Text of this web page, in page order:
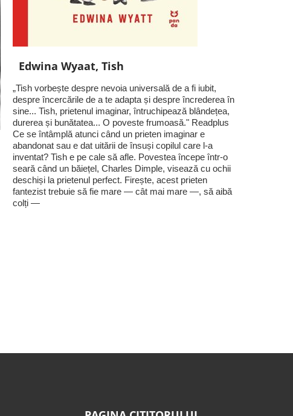
Edwina Wyaat, Tish
„Tish vorbește despre nevoia universală de a fi iubit,
despre încercările de a te adapta și despre încrederea în
sine... Tish, prietenul imaginar, întruchipează blândețea,
durerea și bunătatea... O poveste frumoasă." Readplus
Ce se întâmplă atunci când un prieten imaginar e
abandonat sau e dat uitării de însuși copilul care l-a
inventat? Tish e pe cale să afle. Povestea începe într-o
seară când un băiețel, Charles Dimple, visează cu ochii
deschiși la prietenul perfect. Firește, acest prieten
fantezist trebuie să fie mare — cât mai mare —, să aibă
colți —